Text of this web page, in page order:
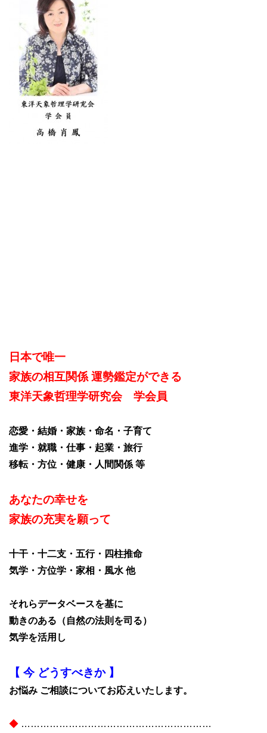
日本で唯一
家族の相互関係 運勢鑑定ができる
東洋天象哲理学研究会 学会員
恋愛・結婚・家族・命名・子育て
進学・就職・仕事・起業・旅行
移転・方位・健康・人間関係 等
あなたの幸せを
家族の充実を願って
十干・十二支・五行・四柱推命
気学・方位学・家相・風水 他
それらデータベースを基に
動きのある（自然の法則を司る）
気学を活用し
【 今 どうすべきか 】
お悩み ご相談についてお応えいたします。
◆ ……………………………………………………